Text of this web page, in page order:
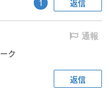
返信
1
通報
ク
返信